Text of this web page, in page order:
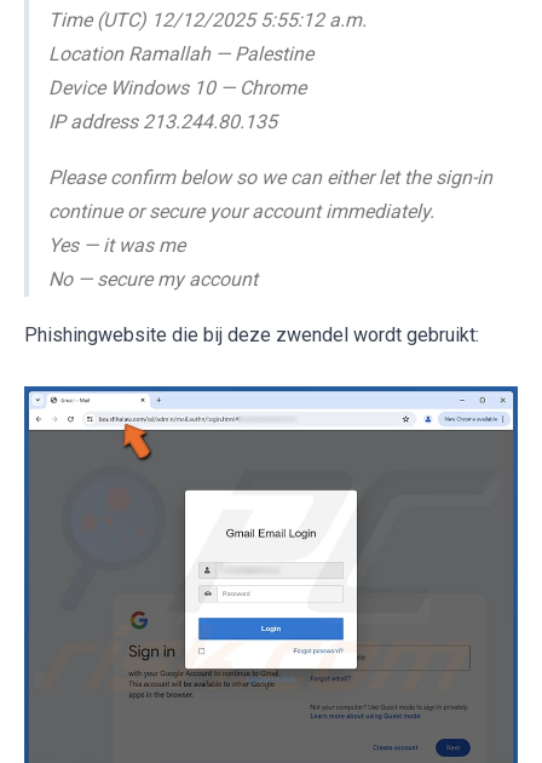
Time (UTC) 12/12/2025 5:55:12 a.m.
Location Ramallah — Palestine
Device Windows 10 — Chrome
IP address 213.244.80.135
Please confirm below so we can either let the sign-in
continue or secure your account immediately.
Yes — it was me
No — secure my account
Phishingwebsite die bij deze zwendel wordt gebruikt: